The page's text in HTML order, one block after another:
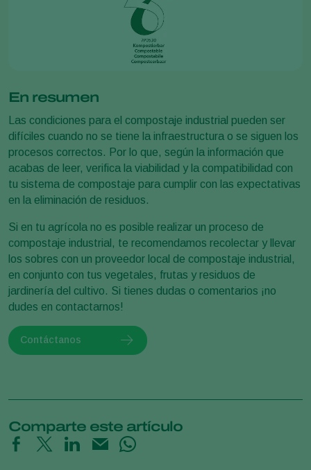
En resumen
Las condiciones para el compostaje industrial pueden ser
difíciles cuando no se tiene la infraestructura o se siguen los
procesos correctos. Por lo que, según la información que
acabas de leer, verifica la viabilidad y la compatibilidad con
tu sistema de compostaje para cumplir con las expectativas
en la eliminación de residuos.
Si en tu agrícola no es posible realizar un proceso de
compostaje industrial, te recomendamos recolectar y llevar
los sobres con un proveedor local de compostaje industrial,
en conjunto con tus vegetales, frutas y residuos de
jardinería del cultivo. Si tienes dudas o comentarios ¡no
dudes en contactarnos!
Contáctanos
Comparte este artículo